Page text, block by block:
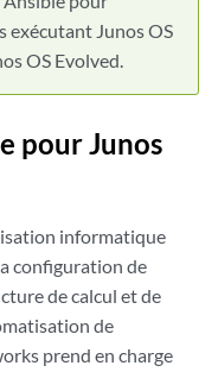
exécutant Junos OS
OS Evolved.
pour Junos
informatique
configuration de
de calcul et de
de
prend en charge